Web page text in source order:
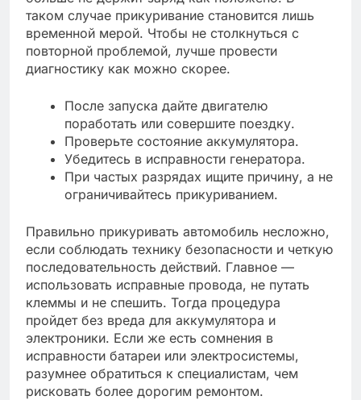
таком случае прикуривание становится лишь
временной мерой. Чтобы не столкнуться с
повторной проблемой, лучше провести
диагностику как можно скорее.
После запуска дайте двигателю
поработать или совершите поездку.
Проверьте состояние аккумулятора.
Убедитесь в исправности генератора.
При частых разрядах ищите причину, а не
ограничивайтесь прикуриванием.
Правильно прикуривать автомобиль несложно,
если соблюдать технику безопасности и четкую
последовательность действий. Главное —
использовать исправные провода, не путать
клеммы и не спешить. Тогда процедура
пройдет без вреда для аккумулятора и
электроники. Если же есть сомнения в
исправности батареи или электросистемы,
разумнее обратиться к специалистам, чем
рисковать более дорогим ремонтом.